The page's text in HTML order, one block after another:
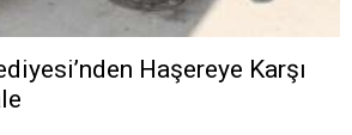
Haşereye Karşı